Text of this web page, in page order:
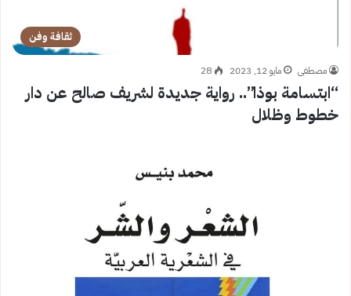
ثقافة وفن
مصطفى مايو 12, 2023 28
“ابتسامة بوذا”.. رواية جديدة لشريف صالح عن دار
خطوط وظلال